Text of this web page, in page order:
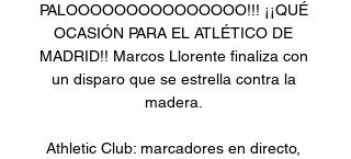
PALOOOOOOOOOOOOOOO!!! ¡¡QUÉ
OCASIÓN PARA EL ATLÉTICO DE
MADRID!! Marcos Llorente finaliza con
un disparo que se estrella contra la
madera.
Athletic Club: marcadores en directo,